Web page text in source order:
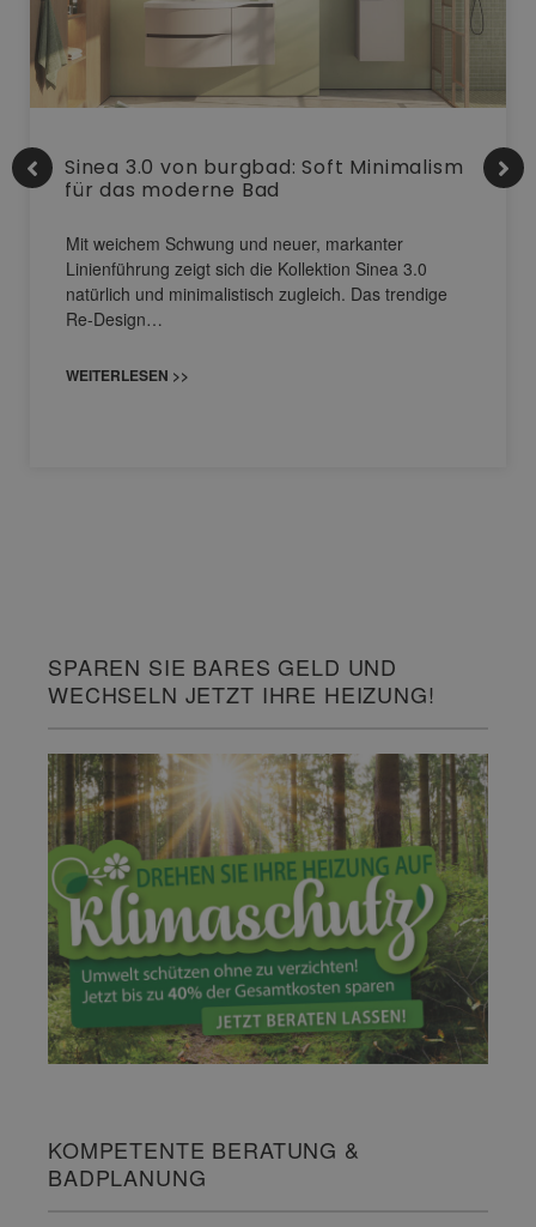
Sinea 3.0 von burgbad: Soft Minimalism
für das moderne Bad
Mit weichem Schwung und neuer, markanter
Linienführung zeigt sich die Kollektion Sinea 3.0
natürlich und minimalistisch zugleich. Das trendige
Re-Design…
WEITERLESEN >>
SPAREN SIE BARES GELD UND
WECHSELN JETZT IHRE HEIZUNG!
KOMPETENTE BERATUNG &
BADPLANUNG